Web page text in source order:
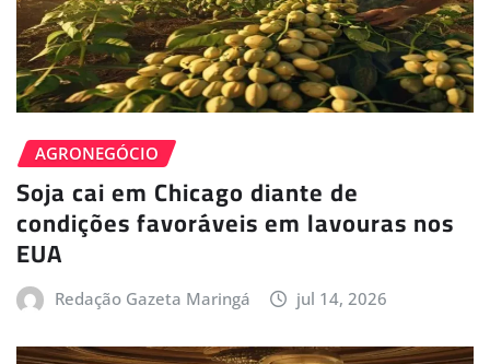
AGRONEGÓCIO
Soja cai em Chicago diante de
condições favoráveis em lavouras nos
EUA
Redação Gazeta Maringá jul 14, 2026